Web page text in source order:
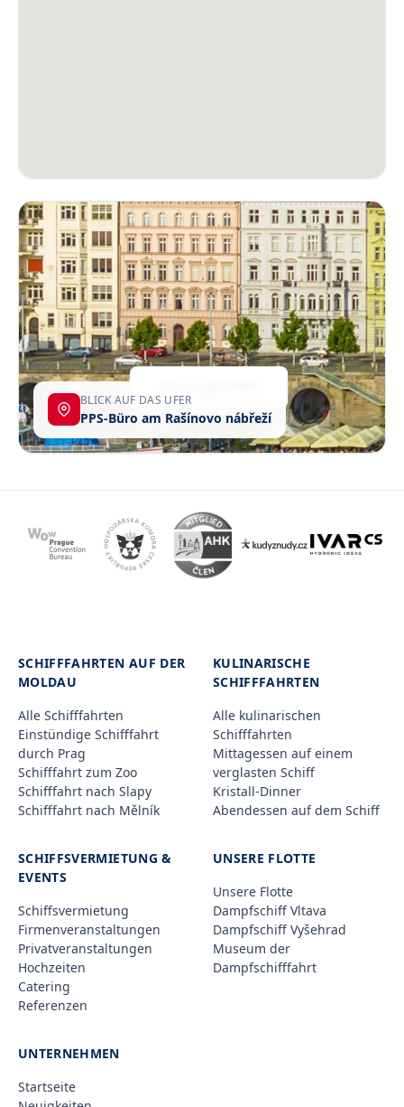
BLICK AUF DAS UFER
PPS-Büro am Rašínovo nábřeží
SCHIFFFAHRTEN AUF DER
MOLDAU
Alle Schifffahrten
Einstündige Schifffahrt
durch Prag
Schifffahrt zum Zoo
Schifffahrt nach Slapy
Schifffahrt nach Mělník
KULINARISCHE
SCHIFFFAHRTEN
Alle kulinarischen
Schifffahrten
Mittagessen auf einem
verglasten Schiff
Kristall-Dinner
Abendessen auf dem Schiff
SCHIFFSVERMIETUNG &
EVENTS
Schiffsvermietung
Firmenveranstaltungen
Privatveranstaltungen
Hochzeiten
Catering
Referenzen
UNSERE FLOTTE
Unsere Flotte
Dampfschiff Vltava
Dampfschiff Vyšehrad
Museum der
Dampfschifffahrt
UNTERNEHMEN
Startseite